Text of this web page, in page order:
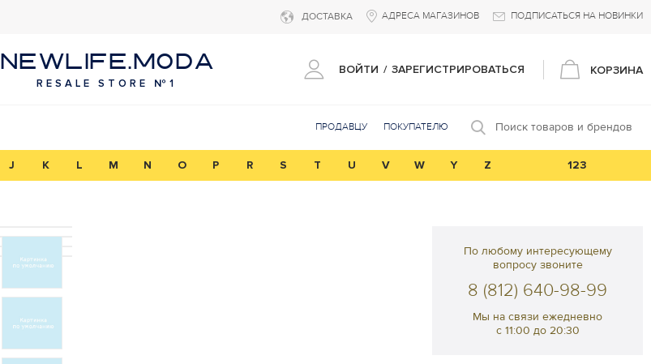
ДОСТАВКА АДРЕСА МАГАЗИНОВ ПОДПИСАТЬСЯ НА НОВИНКИ
NEWLIFE.MODA
RESALE STORE №1
ВОЙТИ / ЗАРЕГИСТРИРОВАТЬСЯ КОРЗИНА
ПРОДАВЦУ ПОКУПАТЕЛЮ Поиск товаров и брендов
J K L M N O P R S T U V W Y Z 123
По любому интересующему
вопросу звоните
8 (812) 640-98-99
Мы на связи ежедневно
с 11:00 до 20:30